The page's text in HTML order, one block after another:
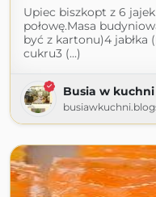
Upiec biszkopt z 6
połowę.Masa
być z kartonu)4 jabłka
cukru3 (...)
Busia w kuchni